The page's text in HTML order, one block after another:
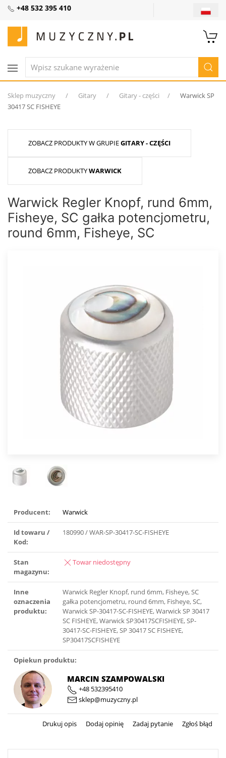
+48 532 395 410
Sklep muzyczny Gitary Gitary - części
Warwick SP
30417 SC FISHEYE
ZOBACZ PRODUKTY W GRUPIEGITARY - CZĘŚCI
ZOBACZ PRODUKTYWARWICK
Warwick Regler Knopf, rund 6mm,
Fisheye, SC gałka potencjometru,
round 6mm, Fisheye, SC
Producent: Warwick
Id towaru /
Kod:
180990 / WAR-SP-30417-SC-FISHEYE
Stan
magazynu:
Towar niedostępny
Inne
oznaczenia
produktu:
Warwick Regler Knopf, rund 6mm, Fisheye, SC
gałka potencjometru, round 6mm, Fisheye, SC,
Warwick SP-30417-SC-FISHEYE, Warwick SP 30417
SC FISHEYE, Warwick SP30417SCFISHEYE, SP-
30417-SC-FISHEYE, SP 30417 SC FISHEYE,
SP30417SCFISHEYE
Opiekun produktu:
MARCIN SZAMPOWALSKI
+48 532395410
sklep@muzyczny.pl
Drukuj opis Dodaj opinię Zadaj pytanie Zgłoś błąd